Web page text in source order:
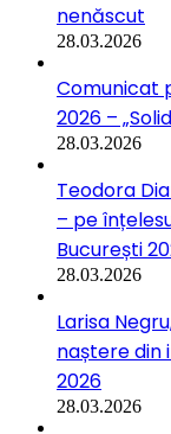
nenăscut
28.03.2026
Comunicat
2026 –
28.03.2026
Teodora
– pe
București
28.03.2026
Larisa
naștere din
2026
28.03.2026